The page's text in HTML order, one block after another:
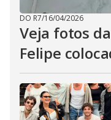
DO R7/16/04/2026
Veja fotos
Felipe